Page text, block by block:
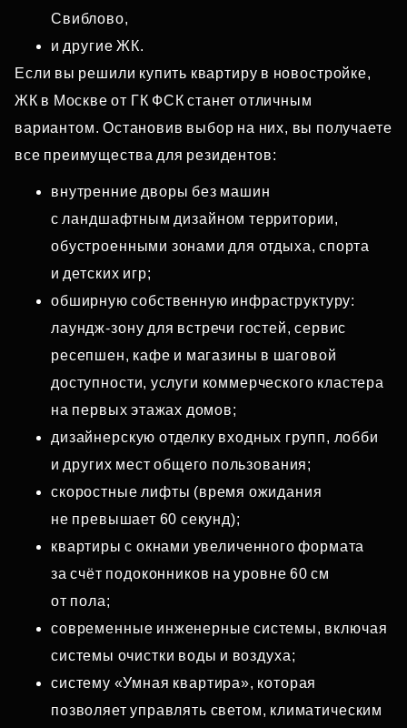
Свиблово,
и другие ЖК.
Если вы решили купить квартиру в новостройке,
ЖК в Москве от ГК ФСК станет отличным
вариантом. Остановив выбор на них, вы получаете
все преимущества для резидентов:
внутренние дворы без машин
с ландшафтным дизайном территории,
обустроенными зонами для отдыха, спорта
и детских игр;
обширную собственную инфраструктуру:
лаундж‑зону для встречи гостей, сервис
ресепшен, кафе и магазины в шаговой
доступности, услуги коммерческого кластера
на первых этажах домов;
дизайнерскую отделку входных групп, лобби
и других мест общего пользования;
скоростные лифты (время ожидания
не превышает 60 секунд);
квартиры с окнами увеличенного формата
за счёт подоконников на уровне 60 см
от пола;
современные инженерные системы, включая
системы очистки воды и воздуха;
систему «Умная квартира», которая
позволяет управлять светом, климатическим